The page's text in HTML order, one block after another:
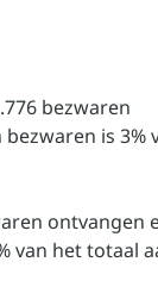
bezwaren
is 3%
ontvangen
van het totaal